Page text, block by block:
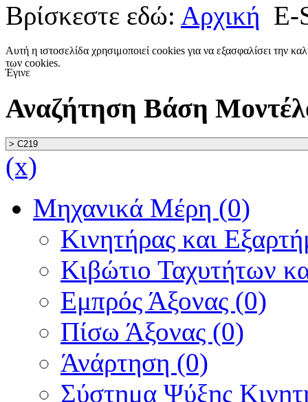
Βρίσκεστε εδώ: Αρχική E-
Αυτή η ιστοσελίδα χρησιμοποιεί cookies για να εξασφαλίσει την
των cookies.
Έγινε
Αναζήτηση Βάση
(x)
Μηχανικά Μέρη (0)
Κινητήρας και
Κιβώτιο Ταχυτήτων
Εμπρός Άξονας (0)
Πίσω Άξονας (0)
Άνάρτηση (0)
Σύστημα Ψύξης